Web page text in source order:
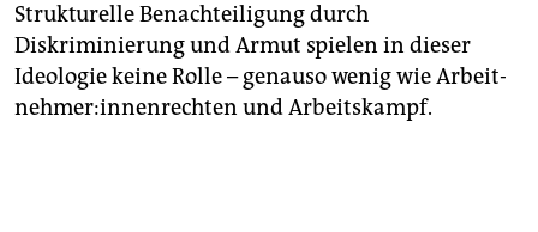
Strukturelle Benachteiligung durch
Diskriminierung und Armut spielen in dieser
Ideologie keine Rolle – genauso wenig wie Ar­beit­
neh­me­r:in­nen­rech­ten und Arbeitskampf.